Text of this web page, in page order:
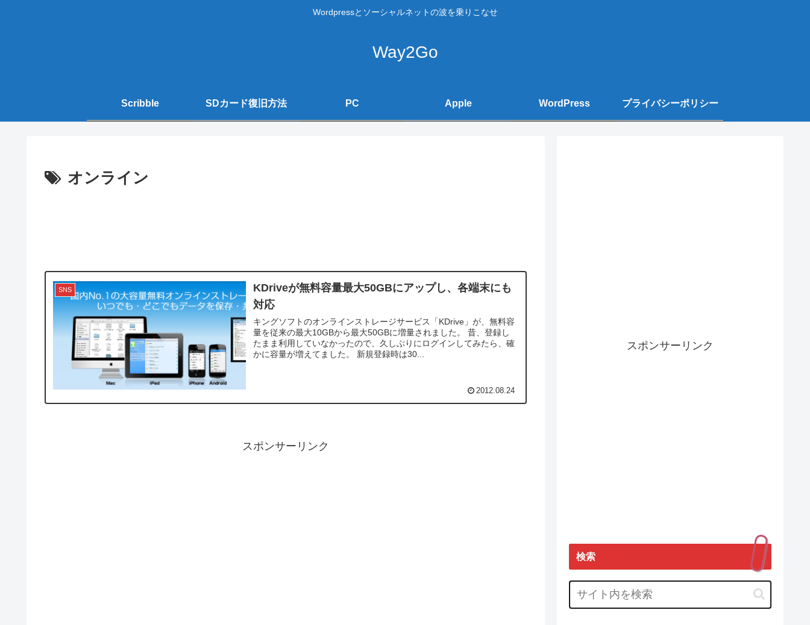
Wordpressとソーシャルネットの波を乗りこなせ
Way2Go
Scribble SDカード復旧方法 PC Apple WordPress プライバシーポリシー
オンライン
SNS
KDriveが無料容量最大50GBにアップし、各端末にも
対応
キングソフトのオンラインストレージサービス「KDrive」が、無料容
量を従来の最大10GBから最大50GBに増量されました。 昔、登録し
たまま利用していなかったので、久しぶりにログインしてみたら、確
かに容量が増えてました。 新規登録時は30...
2012.08.24
スポンサーリンク
スポンサーリンク
検索